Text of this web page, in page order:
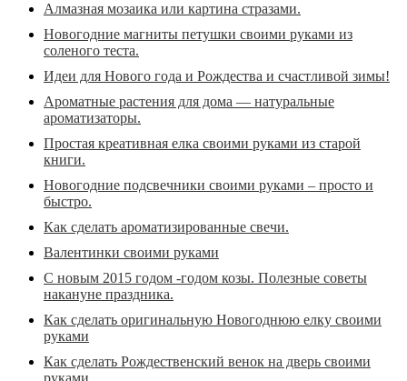
Алмазная мозаика или картина стразами.
Новогодние магниты петушки своими руками из
соленого теста.
Идеи для Нового года и Рождества и счастливой зимы!
Ароматные растения для дома — натуральные
ароматизаторы.
Простая креативная елка своими руками из старой
книги.
Новогодние подсвечники своими руками – просто и
быстро.
Как сделать ароматизированные свечи.
Валентинки своими руками
С новым 2015 годом -годом козы. Полезные советы
накануне праздника.
Как сделать оригинальную Новогоднюю елку своими
руками
Как сделать Рождественский венок на дверь своими